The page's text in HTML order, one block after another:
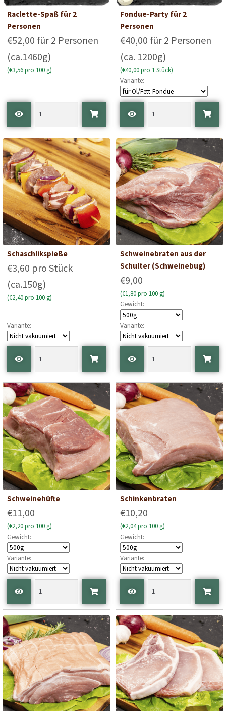
Raclette-Spaß für 2
Personen
€52,00 für 2 Personen
(ca.1460g)
(€3,56 pro 100 g)
Fondue-Party für 2
Personen
€40,00 für 2 Personen
(ca. 1200g)
(€40,00 pro 1 Stück)
Variante:
Schaschlikspieße
€3,60 pro Stück
(ca.150g)
(€2,40 pro 100 g)
Variante:
Schweinebraten aus der
Schulter (Schweinebug)
€9,00
(€1,80 pro 100 g)
Gewicht:
Variante:
Schweinehüfte
€11,00
(€2,20 pro 100 g)
Gewicht:
Variante:
Schinkenbraten
€10,20
(€2,04 pro 100 g)
Gewicht:
Variante: